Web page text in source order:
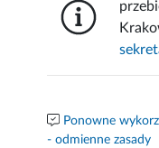
Ponowne
- odmienne zasady